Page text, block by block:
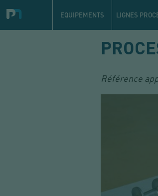
principale
EQUIPEMENTS LIGNES
Référence